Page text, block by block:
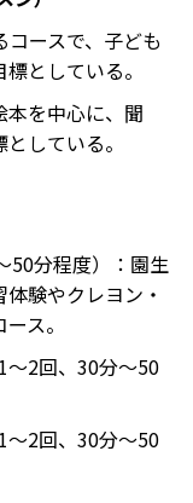
ースで、子ども
としている。
本を中心に、聞
している。
50分程度）：園生
験やクレヨン・
ス。
～2回、30分～50
～2回、30分～50